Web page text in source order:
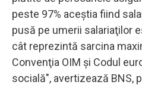
peste 97% aceştia fiind
pusă pe umerii salariaţilor
cât reprezintă sarcina
Convenţia OIM şi Codul
socială", avertizează BNS,